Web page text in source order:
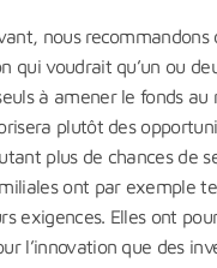
nous recommandons
qui voudrait qu’un ou
à amener le fonds au
plutôt des
plus de chances de
ont par exemple
exigences. Elles ont
l’innovation que des